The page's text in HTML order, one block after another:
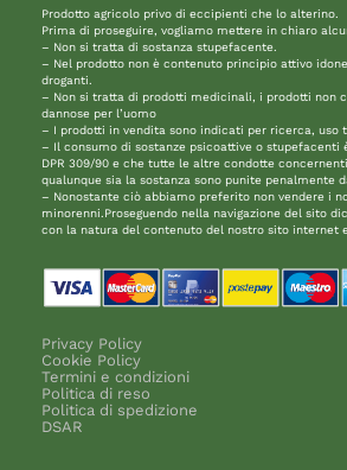
Prodotto agricolo privo di eccipienti che lo alterino.
Prima di proseguire, vogliamo mettere in chiaro
– Non si tratta di sostanza stupefacente.
– Nel prodotto non è contenuto principio attivo
droganti.
– Non si tratta di prodotti medicinali, i prodotti non
dannose per l’uomo
– I prodotti in vendita sono indicati per ricerca, uso
– Il consumo di sostanze psicoattive o stupefacenti
DPR 309/90 e che tutte le altre condotte
qualunque sia la sostanza sono punite penalmente
– Nonostante ciò abbiamo preferito non vendere i
minorenni.Proseguendo nella navigazione del sito
con la natura del contenuto del nostro sito internet
Privacy Policy
Cookie Policy
Termini e condizioni
Politica di reso
Politica di spedizione
DSAR